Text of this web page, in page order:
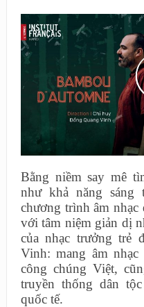
Bằng niềm say mê
như khả năng
chương trình âm nhạc
với tâm niệm giản dị
của nhạc trưởng trẻ
Vinh: mang âm
công chúng Việt,
truyền thống dân
quốc tế.